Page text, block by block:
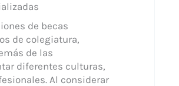
de becas
de colegiatura,
de las
diferentes culturas,
Al considerar